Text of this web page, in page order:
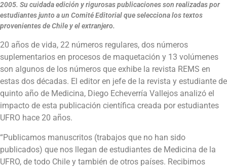
2005. Su cuidada edición y rigurosas publicaciones son realizadas por
estudiantes junto a un Comité Editorial que selecciona los textos
provenientes de Chile y el extranjero.
20 años de vida, 22 números regulares, dos números
suplementarios en procesos de maquetación y 13 volúmenes
son algunos de los números que exhibe la revista REMS en
estas dos décadas. El editor en jefe de la revista y estudiante de
quinto año de Medicina, Diego Echeverría Vallejos analizó el
impacto de esta publicación científica creada por estudiantes
UFRO hace 20 años.
“Publicamos manuscritos (trabajos que no han sido
publicados) que nos llegan de estudiantes de Medicina de la
UFRO, de todo Chile y también de otros países. Recibimos